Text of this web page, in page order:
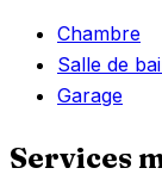
Chambre
Salle de
Garage
Services